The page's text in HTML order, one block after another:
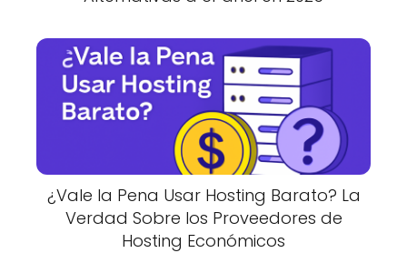
¿Vale la Pena Usar Hosting Barato? La
Verdad Sobre los Proveedores de
Hosting Económicos